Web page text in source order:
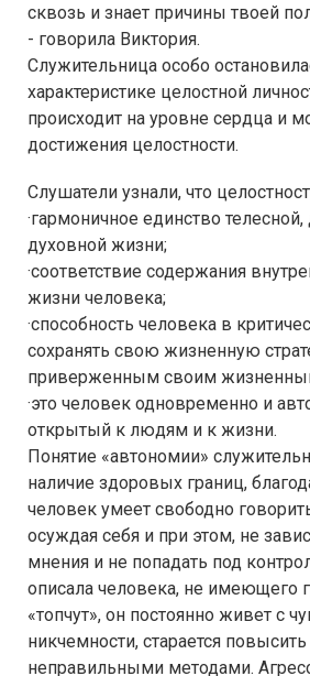
сквозь и знает причины твоей
- говорила Виктория.
Служительница особо
характеристике целостной
происходит на уровне сердца и
достижения целостности.
Слушатели узнали, что
·гармоничное единство
духовной жизни;
·соответствие содержания
жизни человека;
·способность человека в
сохранять свою жизненную
приверженным своим
·это человек одновременно и
открытый к людям и к жизни.
Понятие «автономии»
наличие здоровых границ,
человек умеет свободно
осуждая себя и при этом, не
мнения и не попадать под
описала человека, не имеющего
«топчут», он постоянно живет с
никчемности, старается
неправильными методами.